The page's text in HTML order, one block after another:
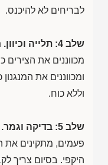
לבריחים לא להיכנס.
שלב 4: תלייה וכיוון.
מכווננים את
ומכווננים את
וללא כוח.
שלב 5: בדיקה וגמר.
פעמים, מתקינים את
היקפי. בסיום צריך